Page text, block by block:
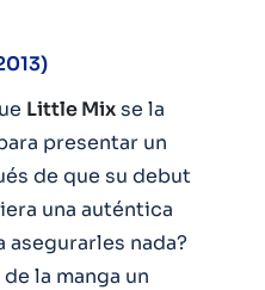
Little Mixse la
presentar un
de que su debut
una auténtica
nada?
la manga un